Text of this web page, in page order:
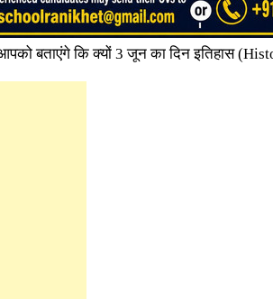
बताएंगे कि क्यों 3 जून का दिन इतिहास